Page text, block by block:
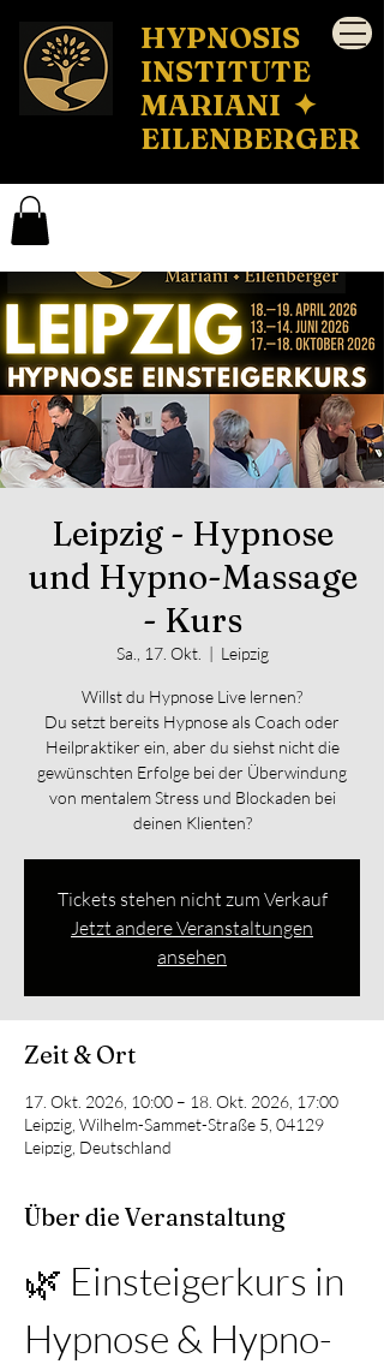
HYPNOSIS
INSTITUTE
MARIANI ✦
EILENBERGER
Leipzig - Hypnose
und Hypno-Massage
- Kurs
Sa., 17. Okt.
  |
Leipzig
Willst du Hypnose Live lernen?
Du setzt bereits Hypnose als Coach oder
Heilpraktiker ein, aber du siehst nicht die
gewünschten Erfolge bei der Überwindung
von mentalem Stress und Blockaden bei
deinen Klienten?
Tickets stehen nicht zum Verkauf
Jetzt andere Veranstaltungen
ansehen
Zeit & Ort
17. Okt. 2026, 10:00 – 18. Okt. 2026, 17:00
Leipzig, Wilhelm-Sammet-Straße 5, 04129
Leipzig, Deutschland
Über die Veranstaltung
🌿 Einsteigerkurs in
Hypnose & Hypno-